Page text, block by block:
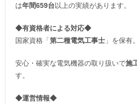
は年間659台以上の実績があります。
◆有資格者による対応◆
国家資格「 第二種電気工事士 」を保有。
安心・確実な電気機器の取り扱いで施
す。
◆運営情報◆